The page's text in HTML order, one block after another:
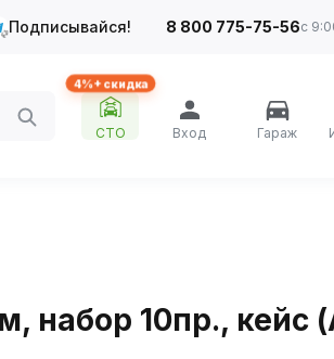
Подписывайся! 8 800 775-75-56с
4%+ скидка
СТО Вход Гараж
набор 10пр., кейс